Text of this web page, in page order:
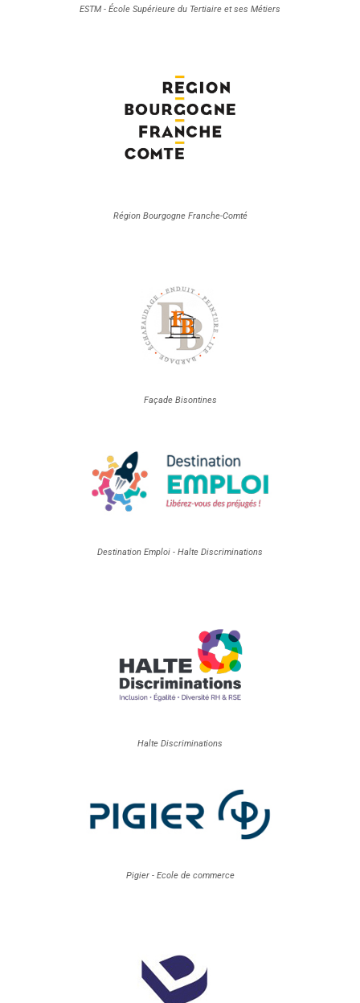
ESTM - École Supérieure du Tertiaire et ses Métiers
Région Bourgogne Franche-Comté
Façade Bisontines
Destination Emploi - Halte Discriminations
Halte Discriminations
Pigier - Ecole de commerce